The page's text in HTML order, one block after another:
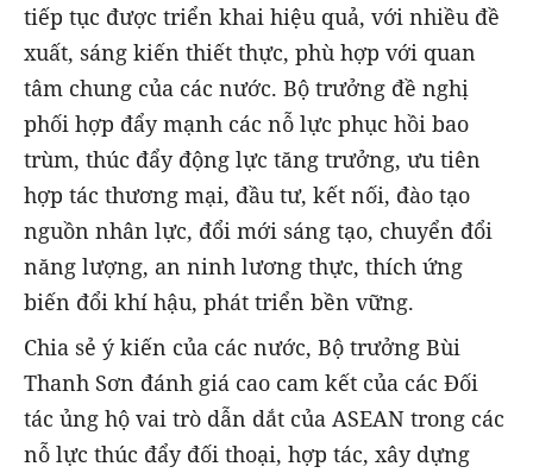
tiếp tục được triển khai hiệu quả, với nhiều đề
xuất, sáng kiến thiết thực, phù hợp với quan
tâm chung của các nước. Bộ trưởng đề nghị
phối hợp đẩy mạnh các nỗ lực phục hồi bao
trùm, thúc đẩy động lực tăng trưởng, ưu tiên
hợp tác thương mại, đầu tư, kết nối, đào tạo
nguồn nhân lực, đổi mới sáng tạo, chuyển đổi
năng lượng, an ninh lương thực, thích ứng
biến đổi khí hậu, phát triển bền vững.
Chia sẻ ý kiến của các nước, Bộ trưởng Bùi
Thanh Sơn đánh giá cao cam kết của các Đối
tác ủng hộ vai trò dẫn dắt của ASEAN trong các
nỗ lực thúc đẩy đối thoại, hợp tác, xây dựng